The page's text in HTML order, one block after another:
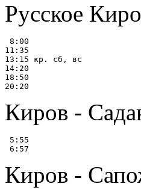
Русское
8:00
11:35
13:15 кр. сб, вс
14:20
18:50
Киров -
5:55
Киров -